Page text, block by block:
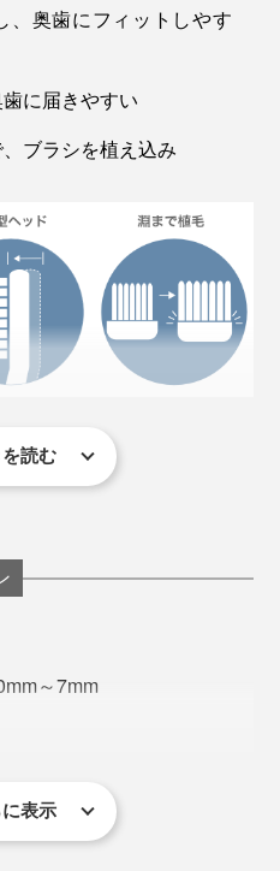
、奥歯にフィットしやす
に届きやすい
ブラシを植え込み
、ひと月を目安に、新しい
読む
～7mm
表示